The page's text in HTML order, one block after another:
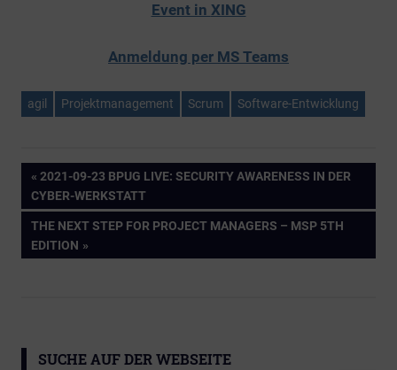
Event in XING
Anmeldung per MS Teams
agil Projektmanagement Scrum Software-Entwicklung
Beitragsnavigation
VORHERIGER
BEITRAG:
2021-09-23 BPUG LIVE: SECURITY AWARENESS IN DER
CYBER-WERKSTATT
NÄCHSTER
BEITRAG:
THE NEXT STEP FOR PROJECT MANAGERS – MSP 5TH
EDITION
SUCHE AUF DER WEBSEITE